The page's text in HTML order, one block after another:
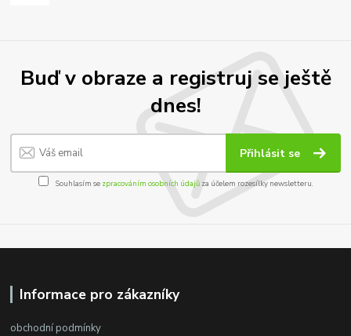
Buď v obraze a registruj se ještě
dnes!
Přihlásit se
Souhlasím se zpracováním osobních údajůza účelem rozesílky newsletteru.
Informace pro zákazníky
obchodní podmínky